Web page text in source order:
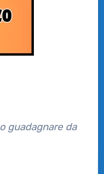
guadagnare da